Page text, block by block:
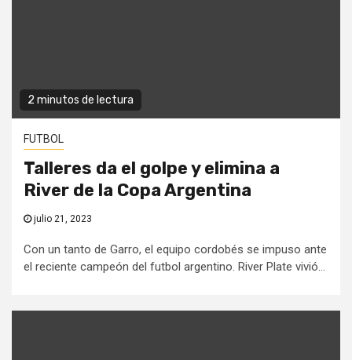
2 minutos de lectura
FUTBOL
Talleres da el golpe y elimina a
River de la Copa Argentina
julio 21, 2023
Con un tanto de Garro, el equipo cordobés se impuso ante
el reciente campeón del futbol argentino. River Plate vivió...